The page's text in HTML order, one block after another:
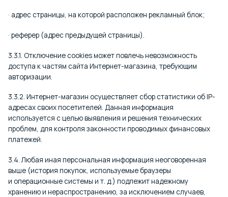
· адрес страницы, на которой расположен рекламный блок;
· реферер (адрес предыдущей страницы).
3.3.1. Отключение cookies может повлечь невозможность
доступа к частям сайта Интернет-магазина, требующим
авторизации.
3.3.2. Интернет-магазин осуществляет сбор статистики об IP-
адресах своих посетителей. Данная информация
используется с целью выявления и решения технических
проблем, для контроля законности проводимых финансовых
платежей.
3.4. Любая иная персональная информация неоговоренная
выше (история покупок, используемые браузеры
и операционные системы и т. д.) подлежит надежному
хранению и нераспространению, за исключением случаев,